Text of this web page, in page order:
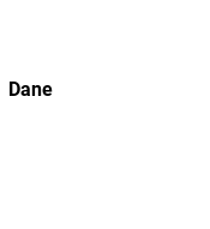
Dane